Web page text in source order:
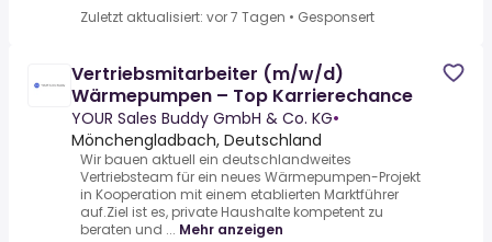
Zuletzt aktualisiert: vor 7 Tagen • Gesponsert
Vertriebsmitarbeiter (m/w/d)
Wärmepumpen – Top Karrierechance
YOUR Sales Buddy GmbH & Co. KG•
Mönchengladbach, Deutschland
Wir bauen aktuell ein deutschlandweites
Vertriebsteam für ein neues Wärmepumpen-Projekt
in Kooperation mit einem etablierten Marktführer
auf.Ziel ist es, private Haushalte kompetent zu
beraten und ... Mehr anzeigen